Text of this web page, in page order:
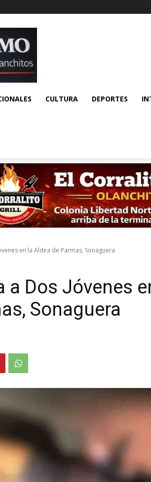
CULTURA DEPORTES
en la Aldea de Parmas, Sonaguera
a Dos Jóvenes
Sonaguera